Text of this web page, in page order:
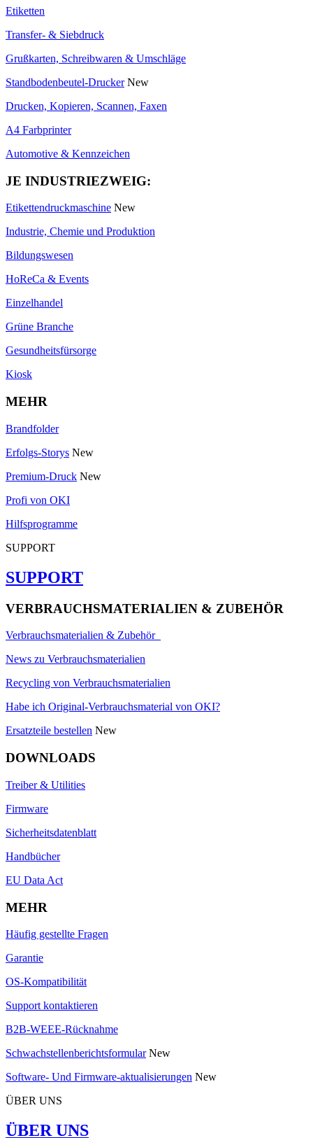
Etiketten
Transfer- & Siebdruck
Grußkarten, Schreibwaren & Umschläge
Standbodenbeutel-Drucker New
Drucken, Kopieren, Scannen, Faxen
A4 Farbprinter
Automotive & Kennzeichen
JE INDUSTRIEZWEIG:
Etikettendruckmaschine New
Industrie, Chemie und Produktion
Bildungswesen
HoReCa & Events
Einzelhandel
Grüne Branche
Gesundheitsfürsorge
Kiosk
MEHR
Brandfolder
Erfolgs-Storys New
Premium-Druck New
Profi von OKI
Hilfsprogramme
SUPPORT
SUPPORT
VERBRAUCHSMATERIALIEN & ZUBEHÖR
Verbrauchsmaterialien & Zubehör
News zu Verbrauchsmaterialien
Recycling von Verbrauchsmaterialien
Habe ich Original-Verbrauchsmaterial von OKI?
Ersatzteile bestellen New
DOWNLOADS
Treiber & Utilities
Firmware
Sicherheitsdatenblatt
Handbücher
EU Data Act
MEHR
Häufig gestellte Fragen
Garantie
OS-Kompatibilität
Support kontaktieren
B2B-WEEE-Rücknahme
Schwachstellenberichtsformular New
Software- Und Firmware-aktualisierungen New
ÜBER UNS
ÜBER UNS